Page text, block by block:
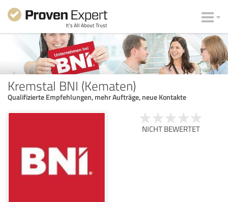
Kremstal BNI (Kematen)
Qualifizierte Empfehlungen, mehr Aufträge, neue Kontakte
NICHT BEWERTET